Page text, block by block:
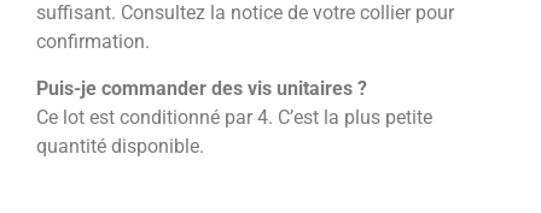
suffisant. Consultez la notice de votre collier pour
confirmation.
Puis-je commander des vis unitaires ?
Ce lot est conditionné par 4. C’est la plus petite
quantité disponible.